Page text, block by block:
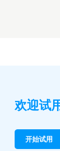
欢迎试
开始试用